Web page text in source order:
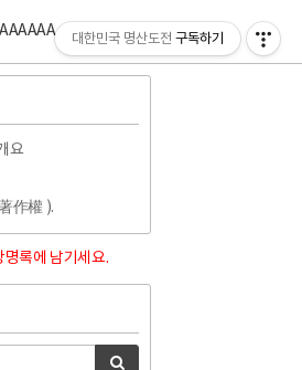
ZZZZZZZZ
요
作權 ).
명록에 남기세요.
툴바
대한민국 명산도전 구독하기